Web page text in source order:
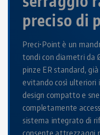
preciso di
Preci•Point è un
tondi con diametri da
pinze ER standard,
evitando così ulteriori
design compatto e
completamente
sistema integrato di
consente attrezzaggi